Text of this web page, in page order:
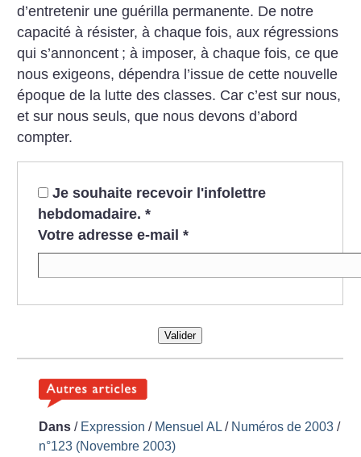
d’entretenir une guérilla permanente. De notre
capacité à résister, à chaque fois, aux régressions
qui s’annoncent ; à imposer, à chaque fois, ce que
nous exigeons, dépendra l’issue de cette nouvelle
époque de la lutte des classes. Car c’est sur nous,
et sur nous seuls, que nous devons d’abord
compter.
Je souhaite recevoir l'infolettre
hebdomadaire. *
Votre adresse e-mail *
Valider
Dans / Expression / Mensuel AL / Numéros de 2003 /
n°123 (Novembre 2003)